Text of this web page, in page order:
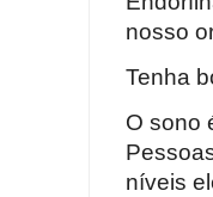
nosso
Tenha
O sono
níveis